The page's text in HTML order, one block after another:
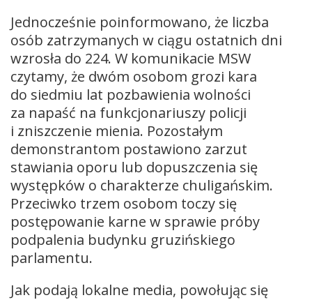
Jednocześnie poinformowano, że liczba
osób zatrzymanych w ciągu ostatnich dni
wzrosła do 224. W komunikacie MSW
czytamy, że dwóm osobom grozi kara
do siedmiu lat pozbawienia wolności
za napaść na funkcjonariuszy policji
i zniszczenie mienia. Pozostałym
demonstrantom postawiono zarzut
stawiania oporu lub dopuszczenia się
występków o charakterze chuligańskim.
Przeciwko trzem osobom toczy się
postępowanie karne w sprawie próby
podpalenia budynku gruzińskiego
parlamentu.
Jak podają lokalne media, powołując się